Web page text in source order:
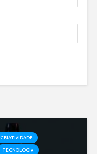
CRIATIVIDADE
TECNOLOGIA